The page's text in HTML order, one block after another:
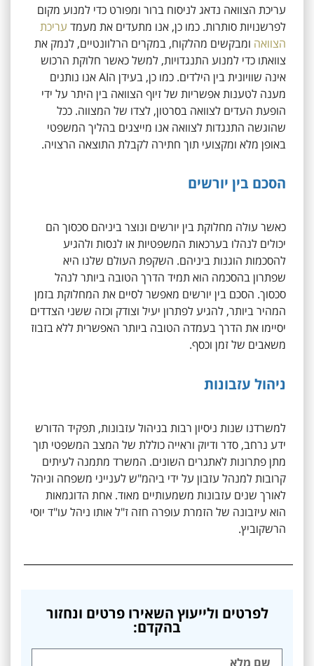
עריכת הצוואה נדאג לניסוח ברור ומפורט כדי למנוע מקום
לפרשנויות סותרות. כמו כן, אנו מתעדים את מעמד עריכת
הצוואה ומבקשים מהלקוח, במקרים הרלוונטיים, לנמק את
צוואתו כדי למנוע התנגדויות, למשל כאשר חלוקת הרכוש
אינה שוויונית בין הילדים. כמו כן, בעידן הAI אנו נותנים
מענה לטענות אפשריות של זיוף הצוואה בין היתר על ידי
הופעת העדים לצוואה בסרטון, לצדו של המצווה. ככל
שהוגשה התנגדות לצוואה אנו מייצגים בהליך המשפטי
באופן מלא ומקצועי תוך חתירה לקבלת התוצאה הרצויה.
הסכם בין יורשים
כאשר עולה מחלוקת בין יורשים ונוצר ביניהם סכסוך הם
יכולים לנהלו בערכאות המשפטיות או לנסות ולהגיע
להסכמות הוגנות ביניהם. השקפת העולם שלנו היא
שפתרון בהסכמה הוא תמיד הדרך הטובה ביותר לנהל
סכסוך. הסכם בין יורשים מאפשר לסיים את המחלוקת בזמן
המהיר ביותר, להגיע לפתרון יעיל וצודק וכזה ששני הצדדים
יסיימו את הדרך בעמדה הטובה ביותר האפשרית ללא בזבוז
משאבים של זמן וכסף.
ניהול עזבונות
למשרדנו שנות ניסיון רבות בניהול עזבונות, תפקיד הדורש
ידע נרחב, סדר ודיוק וראייה כוללת של המצב המשפטי תוך
מתן פתרונות לאתגרים השונים. המשרד מתמנה לעיתים
קרובות למנהל עזבון על ידי ביהמ"ש לענייני משפחה וניהל
לאורך שנים עזבונות משמעותיים מאוד. אחת הדוגמאות
הוא עיזבונה של הזמרת עופרה חזה ז"ל אותו ניהל עו"ד יוסי
הרשקוביץ.
לפרטים ולייעוץ השאירו פרטים ונחזור
בהקדם: